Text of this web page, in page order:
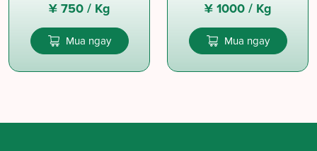
¥ 750 / Kg
Mua ngay
¥ 1000 / Kg
Mua ngay